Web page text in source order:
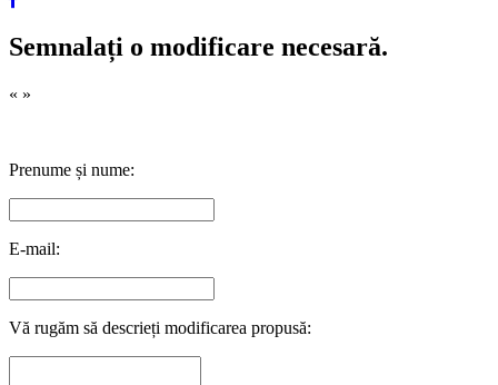
Semnalați o modificare necesară.
« »
Prenume și nume:
E-mail:
Vă rugăm să descrieți modificarea propusă: